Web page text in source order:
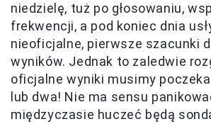
niedzielę, tuż po głosowaniu,
frekwencji, a pod koniec dnia
nieoficjalne, pierwsze szacunki
wyników. Jednak to zaledwie
oficjalne wyniki musimy
lub dwa! Nie ma sensu
międzyczasie huczeć będą